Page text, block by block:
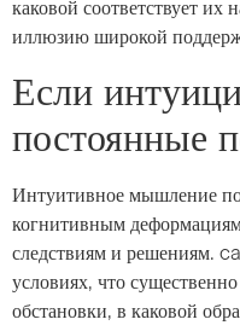
каковой соответствует их
иллюзию широкой
Если
постоянные
Интуитивное мышление
когнитивным
следствиям и решениям.
условиях, что
обстановки, в каковой